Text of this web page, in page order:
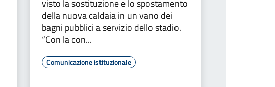
visto la sostituzione e lo spostamento
della nuova caldaia in un vano dei
bagni pubblici a servizio dello stadio.
“Con la con...
Comunicazione istituzionale